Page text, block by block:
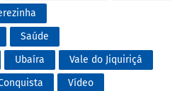
Saúde
Ubaíra
Vale do Jiquiriçá
Vídeo